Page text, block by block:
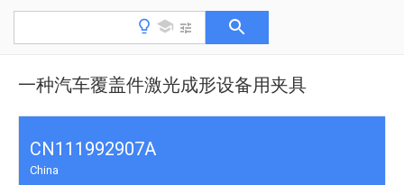
一种汽车覆盖件激光成形设备用夹具
CN111992907A
China